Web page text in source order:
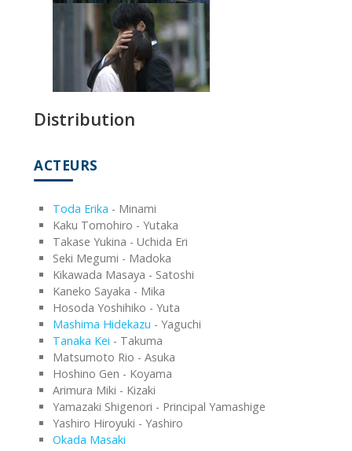
Distribution
ACTEURS
Toda Erika - Minami
Kaku Tomohiro - Yutaka
Takase Yukina - Uchida Eri
Seki Megumi - Madoka
Kikawada Masaya - Satoshi
Kaneko Sayaka - Mika
Hosoda Yoshihiko - Yuta
Mashima Hidekazu - Yaguchi
Tanaka Kei - Takuma
Matsumoto Rio - Asuka
Hoshino Gen - Koyama
Arimura Miki - Kizaki
Yamazaki Shigenori - Principal Yamashige
Yashiro Hiroyuki - Yashiro
Okada Masaki